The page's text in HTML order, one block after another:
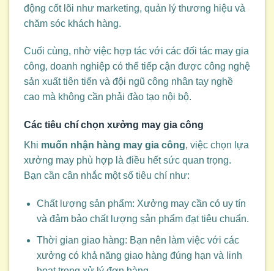
động cốt lõi như marketing, quản lý thương hiệu và
chăm sóc khách hàng.
Cuối cùng, nhờ việc hợp tác với các đối tác may gia
công, doanh nghiệp có thể tiếp cận được công nghệ
sản xuất tiên tiến và đội ngũ công nhân tay nghề
cao mà không cần phải đào tạo nội bộ.
Các tiêu chí chọn xưởng may gia công
Khi muốn nhận hàng may gia công, việc chọn lựa
xưởng may phù hợp là điều hết sức quan trọng.
Bạn cần cân nhắc một số tiêu chí như:
Chất lượng sản phẩm: Xưởng may cần có uy tín
và đảm bảo chất lượng sản phẩm đạt tiêu chuẩn.
Thời gian giao hàng: Bạn nên làm việc với các
xưởng có khả năng giao hàng đúng hạn và linh